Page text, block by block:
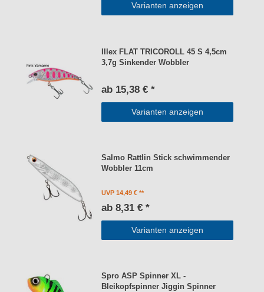
Varianten anzeigen
Illex FLAT TRICOROLL 45 S 4,5cm
3,7g Sinkender Wobbler
ab 15,38 € *
Varianten anzeigen
Salmo Rattlin Stick schwimmender
Wobbler 11cm
UVP 14,49 €
ab 8,31 € *
Varianten anzeigen
Spro ASP Spinner XL -
Bleikopfspinner Jiggin Spinner